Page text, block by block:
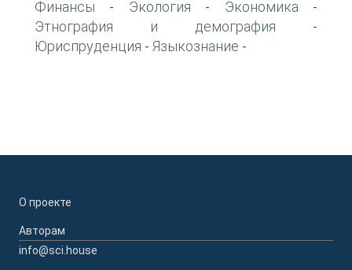
Финансы - Экология - Экономика -
Этнография и демография -
Юриспруденция - Языкознание -
О проекте
Авторам
info@sci.house